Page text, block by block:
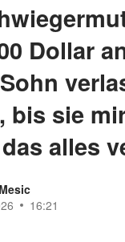
Dollar
bis sie
alles
16:21